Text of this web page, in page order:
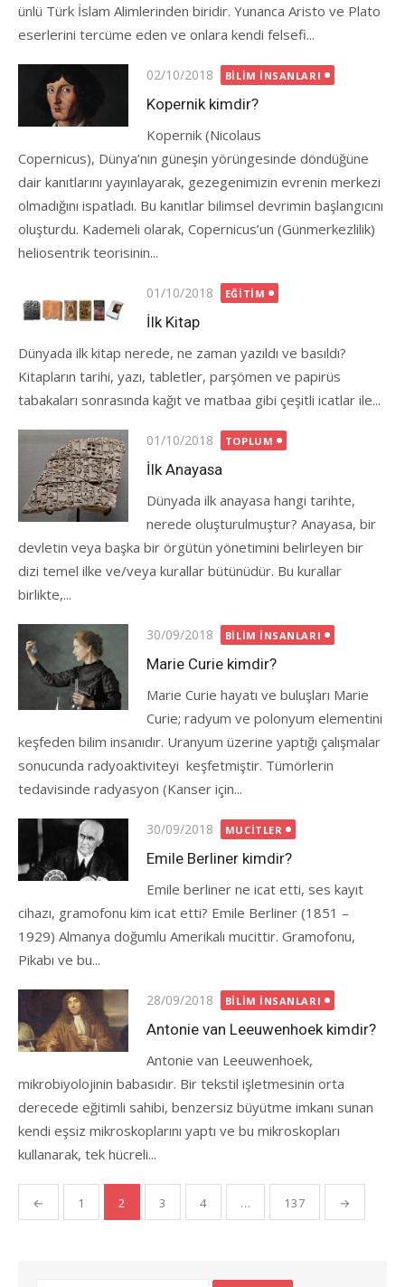
ünlü Türk İslam Alimlerinden biridir. Yunanca Aristo ve Plato
eserlerini tercüme eden ve onlara kendi felsefi...
Posted
on
02/10/2018 BILIM İNSANLARI
Kopernik kimdir?
Kopernik (Nicolaus
Copernicus), Dünya’nın güneşin yörüngesinde döndüğüne
dair kanıtlarını yayınlayarak, gezegenimizin evrenin merkezi
olmadığını ispatladı. Bu kanıtlar bilimsel devrimin başlangıcını
oluşturdu. Kademeli olarak, Copernicus’un (Günmerkezlilik)
heliosentrik teorisinin...
Posted
on
01/10/2018 EĞITIM
İlk Kitap
Dünyada ilk kitap nerede, ne zaman yazıldı ve basıldı?
Kitapların tarihi, yazı, tabletler, parşömen ve papirüs
tabakaları sonrasında kağıt ve matbaa gibi çeşitli icatlar ile...
Posted
on
01/10/2018 TOPLUM
İlk Anayasa
Dünyada ilk anayasa hangi tarihte,
nerede oluşturulmuştur? Anayasa, bir
devletin veya başka bir örgütün yönetimini belirleyen bir
dizi temel ilke ve/veya kurallar bütünüdür. Bu kurallar
birlikte,...
Posted
on
30/09/2018 BILIM İNSANLARI
Marie Curie kimdir?
Marie Curie hayatı ve buluşları Marie
Curie; radyum ve polonyum elementini
keşfeden bilim insanıdır. Uranyum üzerine yaptığı çalışmalar
sonucunda radyoaktiviteyi keşfetmiştir. Tümörlerin
tedavisinde radyasyon (Kanser için...
Posted
on
30/09/2018 MUCITLER
Emile Berliner kimdir?
Emile berliner ne icat etti, ses kayıt
cihazı, gramofonu kim icat etti? Emile Berliner (1851 –
1929) Almanya doğumlu Amerikalı mucittir. Gramofonu,
Pikabı ve bu...
Posted
on
28/09/2018 BILIM İNSANLARI
Antonie van Leeuwenhoek kimdir?
Antonie van Leeuwenhoek,
mikrobiyolojinin babasıdır. Bir tekstil işletmesinin orta
derecede eğitimli sahibi, benzersiz büyütme imkanı sunan
kendi eşsiz mikroskoplarını yaptı ve bu mikroskopları
kullanarak, tek hücreli...
Yazı
gezinmesi
← 1 2 3 4 … 137 →